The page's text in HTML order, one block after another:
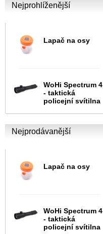
Nejprohlíženější
Lapač na osy
WoHi Spectrum 4
- taktická
policejní svítilna
Nejprodávanější
Lapač na osy
WoHi Spectrum 4
- taktická
policejní svítilna